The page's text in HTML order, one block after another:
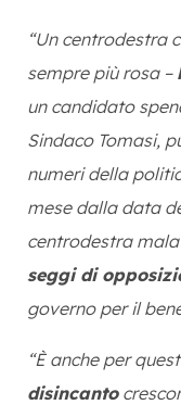
“Un centrodestra
sempre più rosa –
un candidato
Sindaco Tomasi,
numeri della
mese dalla data
centrodestra
seggi di
governo per il
“È anche per
disincanto